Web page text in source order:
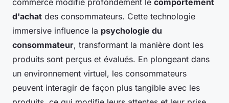
commerce modifie profondément le comportement
d'achat des consommateurs. Cette technologie
immersive influence la psychologie du
consommateur, transformant la manière dont les
produits sont perçus et évalués. En plongeant dans
un environnement virtuel, les consommateurs
peuvent interagir de façon plus tangible avec les